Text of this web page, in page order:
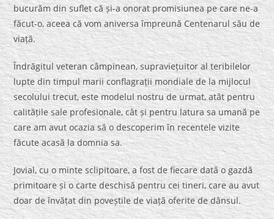
bucurăm din suflet că și-a onorat promisiunea pe care ne-a
făcut-o, aceea că vom aniversa împreună Centenarul său de
viață.
Îndrăgitul veteran câmpinean, supraviețuitor al teribilelor
lupte din timpul marii conflagrații mondiale de la mijlocul
secolului trecut, este modelul nostru de urmat, atât pentru
calitățile sale profesionale, cât și pentru latura sa umană pe
care am avut ocazia să o descoperim în recentele vizite
făcute acasă la domnia sa.
Jovial, cu o minte sclipitoare, a fost de fiecare dată o gazdă
primitoare și o carte deschisă pentru cei tineri, care au avut
doar de învățat din poveștile de viață oferite de dânsul.